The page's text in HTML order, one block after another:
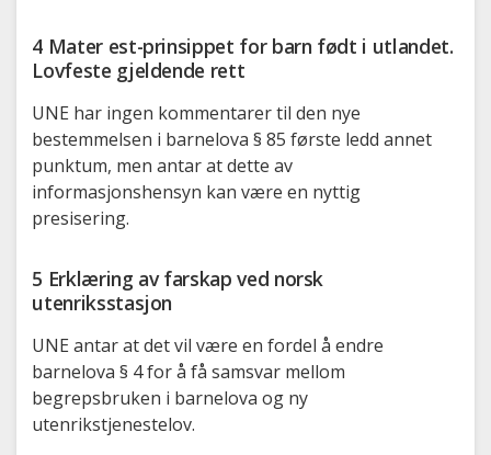
4 Mater est-prinsippet for barn født i utlandet.
Lovfeste gjeldende rett
UNE har ingen kommentarer til den nye
bestemmelsen i barnelova § 85 første ledd annet
punktum, men antar at dette av
informasjonshensyn kan være en nyttig
presisering.
5 Erklæring av farskap ved norsk
utenriksstasjon
UNE antar at det vil være en fordel å endre
barnelova § 4 for å få samsvar mellom
begrepsbruken i barnelova og ny
utenrikstjenestelov.